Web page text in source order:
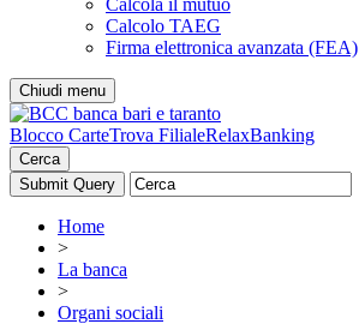
Calcola il mutuo
Calcolo TAEG
Firma elettronica avanzata (FEA)
Chiudi menu
Blocco CarteTrova FilialeRelaxBanking
Cerca
Home
>
La banca
>
Organi sociali